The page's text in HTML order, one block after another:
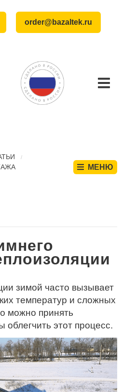
order@bazaltek.ru
МЕНЮ
зимой часто вызывает
температур и сложных
можно принять
облегчить этот процесс.